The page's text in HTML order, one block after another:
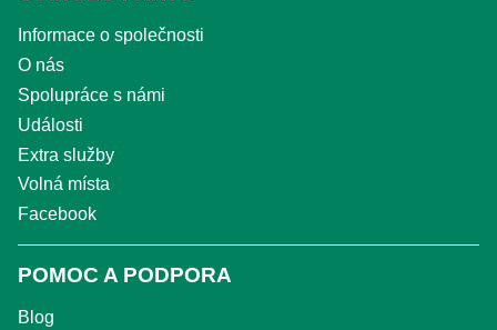
Informace o společnosti
O nás
Spolupráce s námi
Události
Extra služby
Volná místa
Facebook
POMOC A PODPORA
Blog